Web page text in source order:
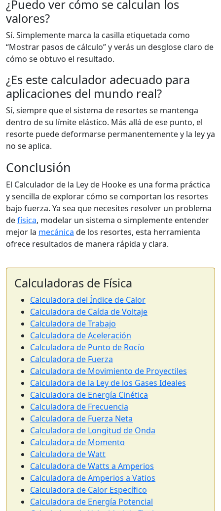
¿Puedo ver cómo se calculan los
valores?
Sí. Simplemente marca la casilla etiquetada como
“Mostrar pasos de cálculo” y verás un desglose claro de
cómo se obtuvo el resultado.
¿Es este calculador adecuado para
aplicaciones del mundo real?
Sí, siempre que el sistema de resortes se mantenga
dentro de su límite elástico. Más allá de ese punto, el
resorte puede deformarse permanentemente y la ley ya
no se aplica.
Conclusión
El Calculador de la Ley de Hooke es una forma práctica
y sencilla de explorar cómo se comportan los resortes
bajo fuerza. Ya sea que necesites resolver un problema
defísica, modelar un sistema o simplemente entender
mejor la mecánica de los resortes, esta herramienta
ofrece resultados de manera rápida y clara.
Calculadoras de Física
Calculadora del Índice de Calor
Calculadora de Caída de Voltaje
Calculadora de Trabajo
Calculadora de Aceleración
Calculadora de Punto de Rocío
Calculadora de Fuerza
Calculadora de Movimiento de Proyectiles
Calculadora de la Ley de los Gases Ideales
Calculadora de Energía Cinética
Calculadora de Frecuencia
Calculadora de Fuerza Neta
Calculadora de Longitud de Onda
Calculadora de Momento
Calculadora de Watt
Calculadora de Watts a Amperios
Calculadora de Amperios a Vatios
Calculadora de Calor Específico
Calculadora de Energía Potencial